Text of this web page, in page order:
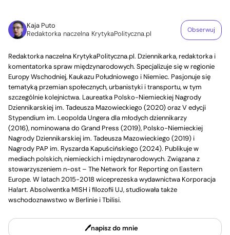
Kaja Puto
Redaktorka naczelna KrytykaPolityczna.pl
Obserwuj
Redaktorka naczelna KrytykaPolityczna.pl. Dziennikarka, redaktorka i
komentatorka spraw międzynarodowych. Specjalizuje się w regionie
Europy Wschodniej, Kaukazu Południowego i Niemiec. Pasjonuje się
tematyką przemian społecznych, urbanistyki i transportu, w tym
szczególnie kolejnictwa. Laureatka Polsko-Niemieckiej Nagrody
Dziennikarskiej im. Tadeusza Mazowieckiego (2020) oraz V edycji
Stypendium im. Leopolda Ungera dla młodych dziennikarzy
(2016), nominowana do Grand Press (2019), Polsko-Niemieckiej
Nagrody Dziennikarskiej im. Tadeusza Mazowieckiego (2019) i
Nagrody PAP im. Ryszarda Kapuścińskiego (2024). Publikuje w
mediach polskich, niemieckich i międzynarodowych. Związana z
stowarzyszeniem n-ost – The Network for Reporting on Eastern
Europe. W latach 2015-2018 wiceprezeska wydawnictwa Korporacja
Ha!art. Absolwentka MISH i filozofii UJ, studiowała także
wschodoznawstwo w Berlinie i Tbilisi.
napisz do mnie